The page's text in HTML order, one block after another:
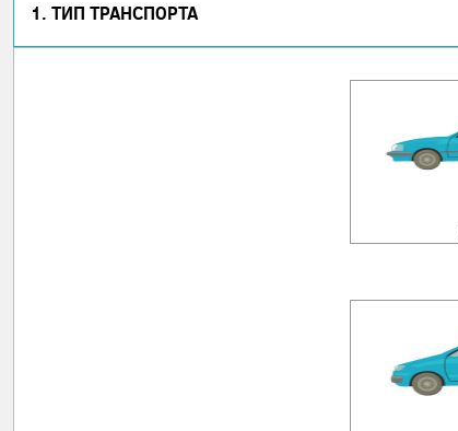
1. ТИП ТРАНСПОРТА